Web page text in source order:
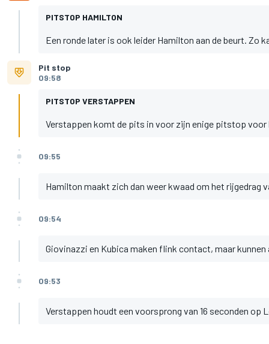
PITSTOP HAMILTON
Een ronde later is ook leider Hamilton aan de beurt. Zo
Pit stop
09:58
PITSTOP VERSTAPPEN
Verstappen komt de pits in voor zijn enige pitstop voor
09:55
Hamilton maakt zich dan weer kwaad om het rijgedrag
09:54
Giovinazzi en Kubica maken flink contact, maar kunnen
09:53
Verstappen houdt een voorsprong van 16 seconden op